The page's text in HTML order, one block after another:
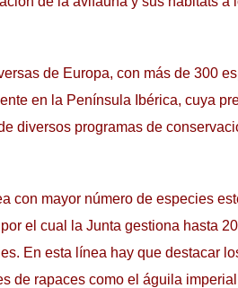
de Europa, con más de 300
en la Península Ibérica, cuya
diversos programas de
con mayor número de especies
el cual la Junta gestiona hasta
En esta línea hay que destacar
de rapaces como el águila